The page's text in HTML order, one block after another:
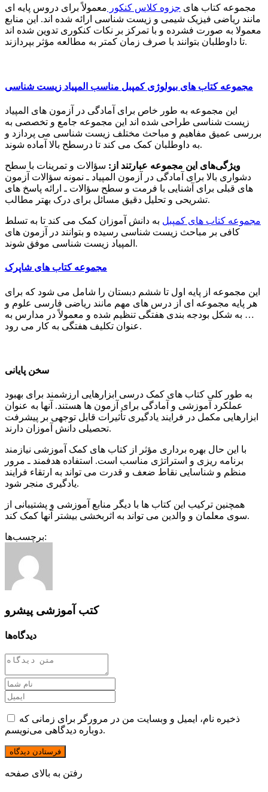
مجموعه کتاب های جزوه کلاس کنکور معمولاً برای دروس پایه ای
مانند ریاضی فیزیک شیمی و زیست شناسی ارائه شده اند. این منابع
معمولا به صورت فشرده و با تمرکز بر نکات کنکوری تدوین شده اند
تا داوطلبان بتوانند با صرف زمان کمتر به مطالعه مؤثر بپردازند.
مجموعه کتاب های بیولوژی کمپبل مناسب المپیاد زیست شناسی
این مجموعه به طور خاص برای آمادگی در آزمون های المپیاد
زیست شناسی طراحی شده اند این مجموعه جامع و تخصصی به
بررسی عمیق مفاهیم و مباحث مختلف زیست شناسی می پردازد و
به داوطلبان کمک می کند تا درسطح بالا آماده شوند.
ویژگی‌های این مجموعه عبارتند از: سؤالات و تمرینات با سطح
دشواری بالا برای آمادگی در آزمون المپیاد ـ نمونه سؤالات آزمون
های قبلی برای آشنایی با فرمت و سطح سؤالات ـ ارائه پاسخ های
تشریحی و تحلیل دقیق مسائل برای درک بهتر مطالب.
مجموعه کتاب های کمپبل به دانش آموزان کمک می کند تا به تسلط
کافی بر مباحث زیست شناسی رسیده و بتوانند در آزمون های
المپیاد زیست شناسی موفق شوند.
مجموعه کتاب های شاپرک
این مجموعه از پایه اول تا ششم دبستان را شامل می شود که برای
هر پایه مجموعه ای از درس های مهم مانند ریاضی فارسی علوم و
… به شکل بودجه بندی هفتگی تنظیم شده و معمولاً در مدارس به
عنوان تکلیف هفتگی به کار می رود.
سخن پایانی
به طور کلی کتاب های کمک درسی ابزارهایی ارزشمند برای بهبود
عملکرد آموزشی و آمادگی برای آزمون ها هستند. آنها به عنوان
ابزارهایی مکمل در فرایند یادگیری تأثیرات قابل توجهی بر پیشرفت
تحصیلی دانش آموزان دارند.
با این حال بهره برداری مؤثر از کتاب های کمک آموزشی نیازمند
برنامه ریزی و استراتژی مناسب است. استفاده هدفمند ـ مرور
منظم و شناسایی نقاط ضعف و قدرت می تواند به ارتقاء فرایند
یادگیری منجر شود.
همچنین ترکیب این کتاب ها با دیگر منابع آموزشی و پشتیبانی از
سوی معلمان و والدین می تواند به اثربخشی بیشتر آنها کمک کند.
برچسب‌ها:
کتب آموزشی پیشرو
دیدگاه‌ها
ذخیره نام، ایمیل و وبسایت من در مرورگر برای زمانی که
دوباره دیدگاهی می‌نویسم.
رفتن به بالای صفحه